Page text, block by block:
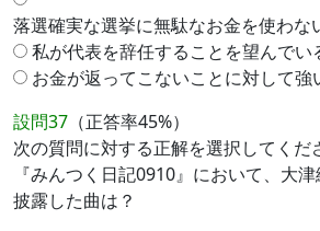
落選確実な選挙に無駄なお金を使わな
私が代表を辞任することを望んでい
お金が返ってこないことに対して強
設問37 （正答率45%）
次の質問に対する正解を選択してくだ
『みんつく日記0910』において、大
披露した曲は？